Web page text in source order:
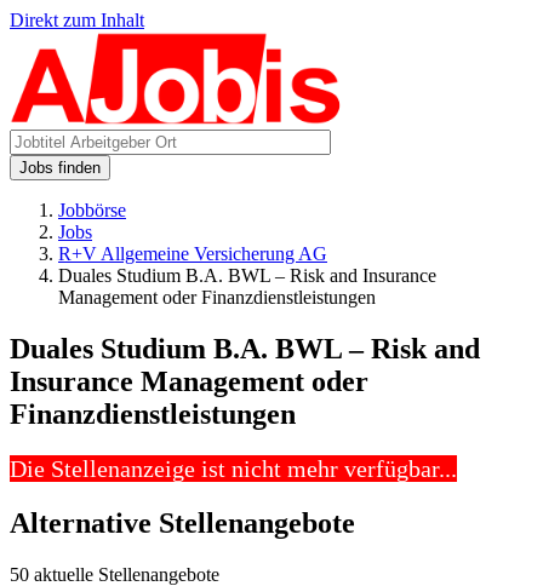
Direkt zum Inhalt
Jobs finden
Jobbörse
Jobs
R+V Allgemeine Versicherung AG
Duales Studium B.A. BWL – Risk and Insurance
Management oder Finanzdienstleistungen
Duales Studium B.A. BWL – Risk and
Insurance Management oder
Finanzdienstleistungen
Die Stellenanzeige ist nicht mehr verfügbar...
Alternative Stellenangebote
50 aktuelle Stellenangebote